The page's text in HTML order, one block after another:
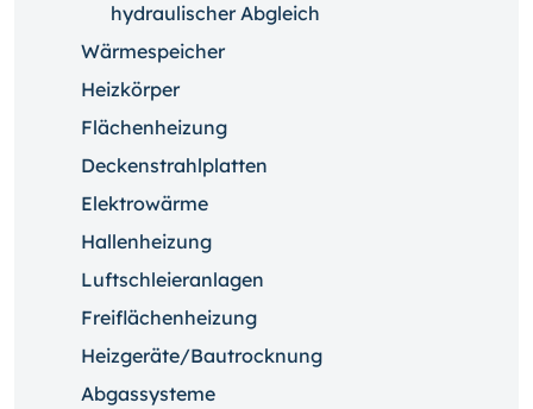
hydraulischer Abgleich
Wärmespeicher
Heizkörper
Flächenheizung
Deckenstrahlplatten
Elektrowärme
Hallenheizung
Luftschleieranlagen
Freiflächenheizung
Heizgeräte/Bautrocknung
Abgassysteme